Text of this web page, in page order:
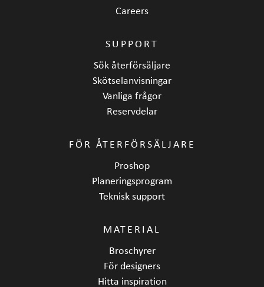
Careers
SUPPORT
Sök återförsäljare
Skötselanvisningar
Vanliga frågor
Reservdelar
FÖR ÅTERFÖRSÄLJARE
Proshop
Planeringsprogram
Teknisk support
MATERIAL
Broschyrer
För designers
Hitta inspiration